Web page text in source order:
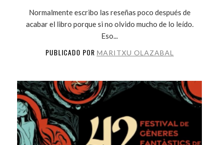
Normalmente escribo las reseñas poco después de
acabar el libro porque si no olvido mucho de lo leído.
Eso...
PUBLICADO POR MARITXU OLAZABAL